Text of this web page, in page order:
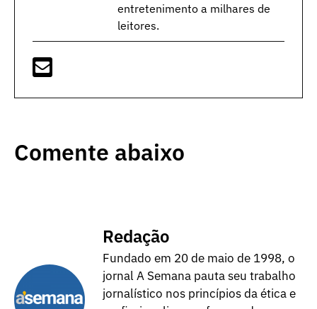
entretenimento a milhares de
leitores.
Comente abaixo
Redação
Fundado em 20 de maio de 1998, o
jornal A Semana pauta seu trabalho
jornalístico nos princípios da ética e